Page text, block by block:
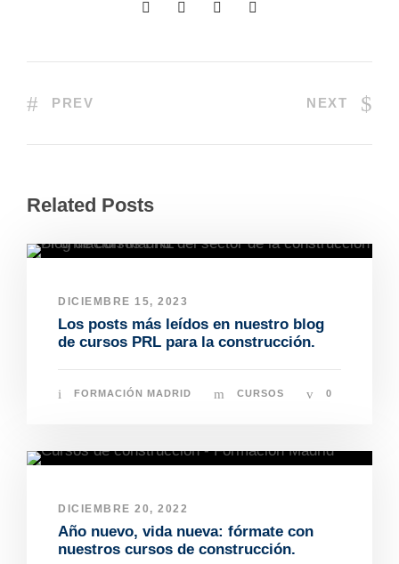
PREV NEXT
Related Posts
DICIEMBRE 15, 2023
Los posts más leídos en nuestro blog
de cursos PRL para la construcción.
FORMACIÓN MADRID CURSOS 0
DICIEMBRE 20, 2022
Año nuevo, vida nueva: fórmate con
nuestros cursos de construcción.